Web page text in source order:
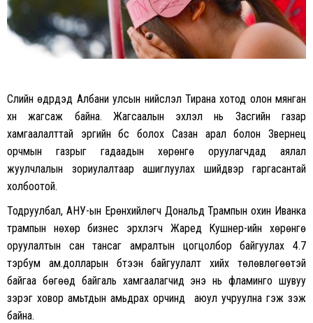
Сүүлийн өдрүүдэд Албани улсын нийслэл Тирана хотод олон мянган
хүн жагсаж байна. Жагсаалын эхлэл нь Засгийн газар
хамгаалалттай эргийн бүс болох Сазан арал болон Звернец
орчмын газрыг гадаадын хөрөнгө оруулагчдад аялал
жуулчлалын зориулалтаар ашиглуулах шийдвэр гаргасантай
холбоотой.
Тодруулбал, АНУ-ын Ерөнхийлөгч Дональд Трампын охин Иванка
трампын нөхөр бизнес эрхлэгч Жаред Кушнер-ийн хөрөнгө
оруулалтын сан тансаг амралтын цогцолбор байгуулах 4.7
тэрбум ам.долларын бүтээн байгуулалт хийх төлөвлөгөөтэй
байгаа бөгөөд байгаль хамгаалагчид энэ нь фламинго шувуу
зэрэг ховор амьтдын амьдрах орчинд аюул учруулна гэж үзэж
байна.